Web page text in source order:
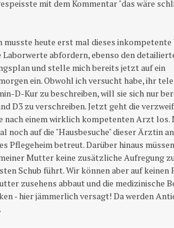
mit dem Kommentar "das wäre
musste heute erst mal dieses
Laborwerte abfordern, ebenso den
und stelle mich bereits jetzt auf ein
ein. Obwohl ich versucht habe, ihr
D-Kur zu beschreiben, will sie sich nur
D3 zu verschreiben. Jetzt geht die
nach einem wirklich kompetenten Arzt los.
noch auf die "Hausbesuche" dieser Ärztin
Pflegeheim betreut. Darüber hinaus
Mutter keine zusätzliche Aufregung
Schub führt. Wir können aber auf keinen
zusehens abbaut und die medizinische
- hier jämmerlich versagt! Da werden